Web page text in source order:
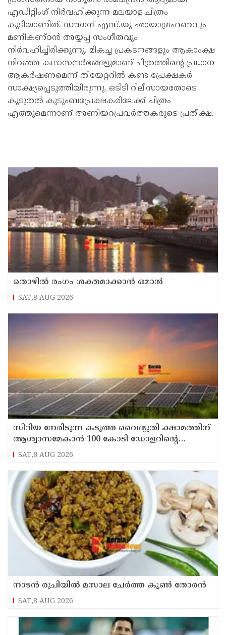
എഡിറ്റിംഗ് നിർവഹിക്കുന്ന മലയാള ചിത്രം
കൂടിയാണിത്. സൗഗന്ദ് എസ്.യൂ ഛായാഗ്രഹണവും
മണികണ്ഠൻ അയ്യപ്പ സംഗീതവും
നിർവഹിച്ചിരിക്കുന്നു. മികച്ച പ്രകടനങ്ങളും ആകാംക്ഷ
നിറഞ്ഞ കഥാസന്ദർഭങ്ങളുമാണ് ചിത്രത്തിന്റെ പ്രധാന
ആകർഷണമെന്ന് തിയേറ്ററിൽ കണ്ട പ്രേക്ഷകർ
സാക്ഷ്യപ്പെടുത്തിയിരുന്നു. ഒടിടി റിലീസായതോടെ
കൂടുതൽ കുടുംബപ്രേക്ഷകരിലേക്ക് ചിത്രം
എത്തുമെന്നാണ് അണിയറപ്രവർത്തകരുടെ പ്രതീക്ഷ.
തൊഴില്‍ രംഗം ശക്തമാക്കാന്‍ ഒമാന്‍
SAT,8 AUG 2026
സിറിയ നേരിടുന്ന കടുത്ത വൈദ്യുതി ക്ഷാമത്തിന്
ആശ്വാസമേകാന്‍ 100 കോടി ഡോളറിന്റെ
സൗരോര്‍ജ്ജ പദ്ധതിയുമായി സൗദി അറേബ്യ
SAT,8 AUG 2026
നാടൻ രുചിയിൽ മസാല ചേർത്ത കൂൺ തോരൻ
SAT,8 AUG 2026